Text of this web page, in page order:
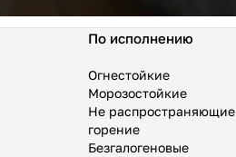
По исполнению
Огнестойкие
Морозостойкие
Не распространяющие
горение
Безгалогеновые